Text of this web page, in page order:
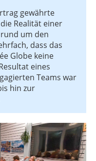
gewährte
Realität einer
um den
dass das
Globe keine
eines
Teams war
hin zur